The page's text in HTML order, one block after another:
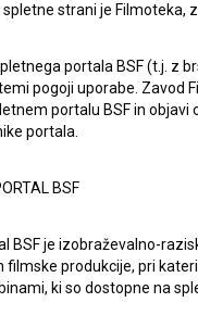
filma in
je najmlajši filmski
center, ustanovljen v
predstavljata na
organizacijah, kot je
, namenjen
strani je Filmoteka,
portala BSF (t.j. z
pogoji uporabe. Zavod
portalu BSF in
portala.
BSF
BSF je izobraževalno-
filmske produkcije, pri
ki so dostopne na